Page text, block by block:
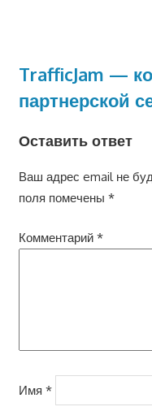
TrafficJam —
партнерской
Оставить ответ
Ваш адрес email не
поля помечены *
Комментарий *
Имя *